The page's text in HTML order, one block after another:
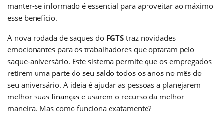
manter-se informado é essencial para aproveitar ao máximo
esse benefício.
A nova rodada de saques do FGTS traz novidades
emocionantes para os trabalhadores que optaram pelo
saque-aniversário. Este sistema permite que os empregados
retirem uma parte do seu saldo todos os anos no mês do
seu aniversário. A ideia é ajudar as pessoas a planejarem
melhor suas finanças e usarem o recurso da melhor
maneira. Mas como funciona exatamente?